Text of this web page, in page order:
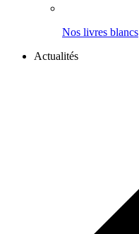
Nos livres blancs
Actualités